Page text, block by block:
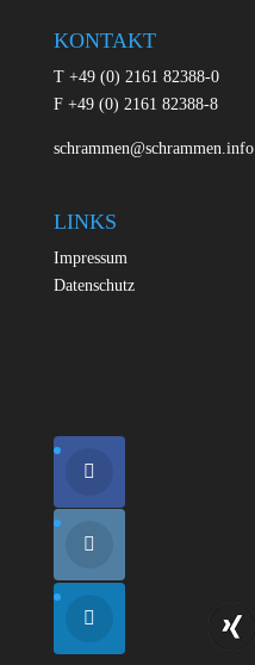
KONTAKT
T +49 (0) 2161 82388-0
F +49 (0) 2161 82388-8
schrammen@schrammen.info
LINKS
Impressum
Datenschutz